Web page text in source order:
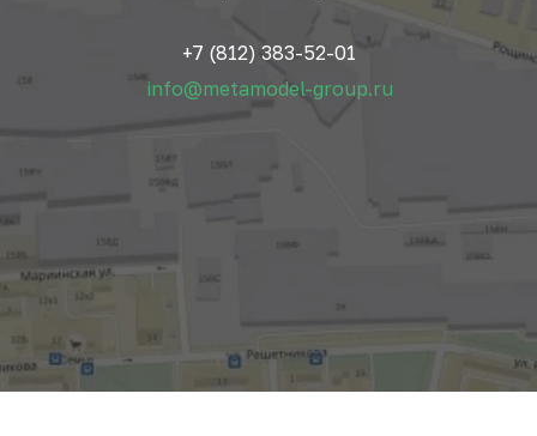
info@metamodel-group.ru
+7 (812) 383-52-01